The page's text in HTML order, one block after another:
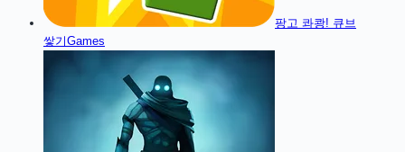
팡고 콰쾅! 큐브
쌓기Games